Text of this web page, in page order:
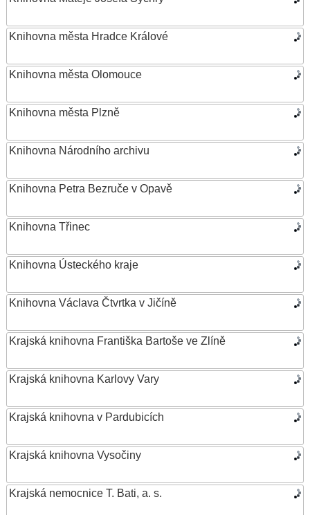
Knihovna města Hradce Králové
Knihovna města Olomouce
Knihovna města Plzně
Knihovna Národního archivu
Knihovna Petra Bezruče v Opavě
Knihovna Třinec
Knihovna Ústeckého kraje
Knihovna Václava Čtvrtka v Jičíně
Krajská knihovna Františka Bartoše ve Zlíně
Krajská knihovna Karlovy Vary
Krajská knihovna v Pardubicích
Krajská knihovna Vysočiny
Krajská nemocnice T. Bati, a. s.